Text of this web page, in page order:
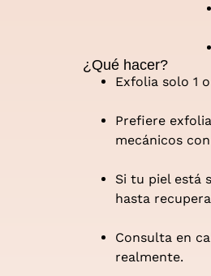
¿Qué hacer?
Exfolia solo 1
Prefiere
mecánicos
Si tu piel está
hasta
Consulta en
realmente.